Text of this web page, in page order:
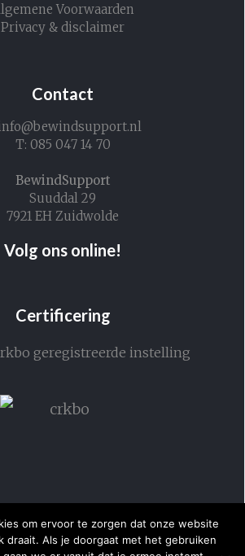
Voorwaarden
Privacy & disclaimer
Contact
T: 085 047 14 70
BewindSupport
Suuddal 29
7921 EH Zuidwolde
Volg ons online!
Certificering
geregistreerde instelling
om ervoor te zorgen dat onze website
draait. Als je doorgaat met het gebruiken